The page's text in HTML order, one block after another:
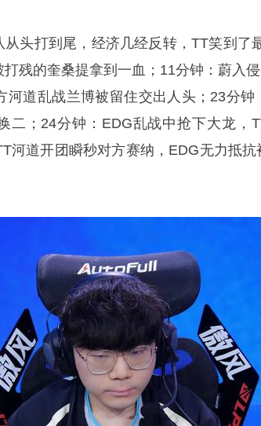
头打到尾，经济几经反转，TT笑到了
残的奎桑提拿到一血；11分钟：蔚入
河道乱战兰博被留住交出人头；23分钟
二；24分钟：EDG乱战中抢下大龙，
河道开团瞬秒对方赛纳，EDG无力抵